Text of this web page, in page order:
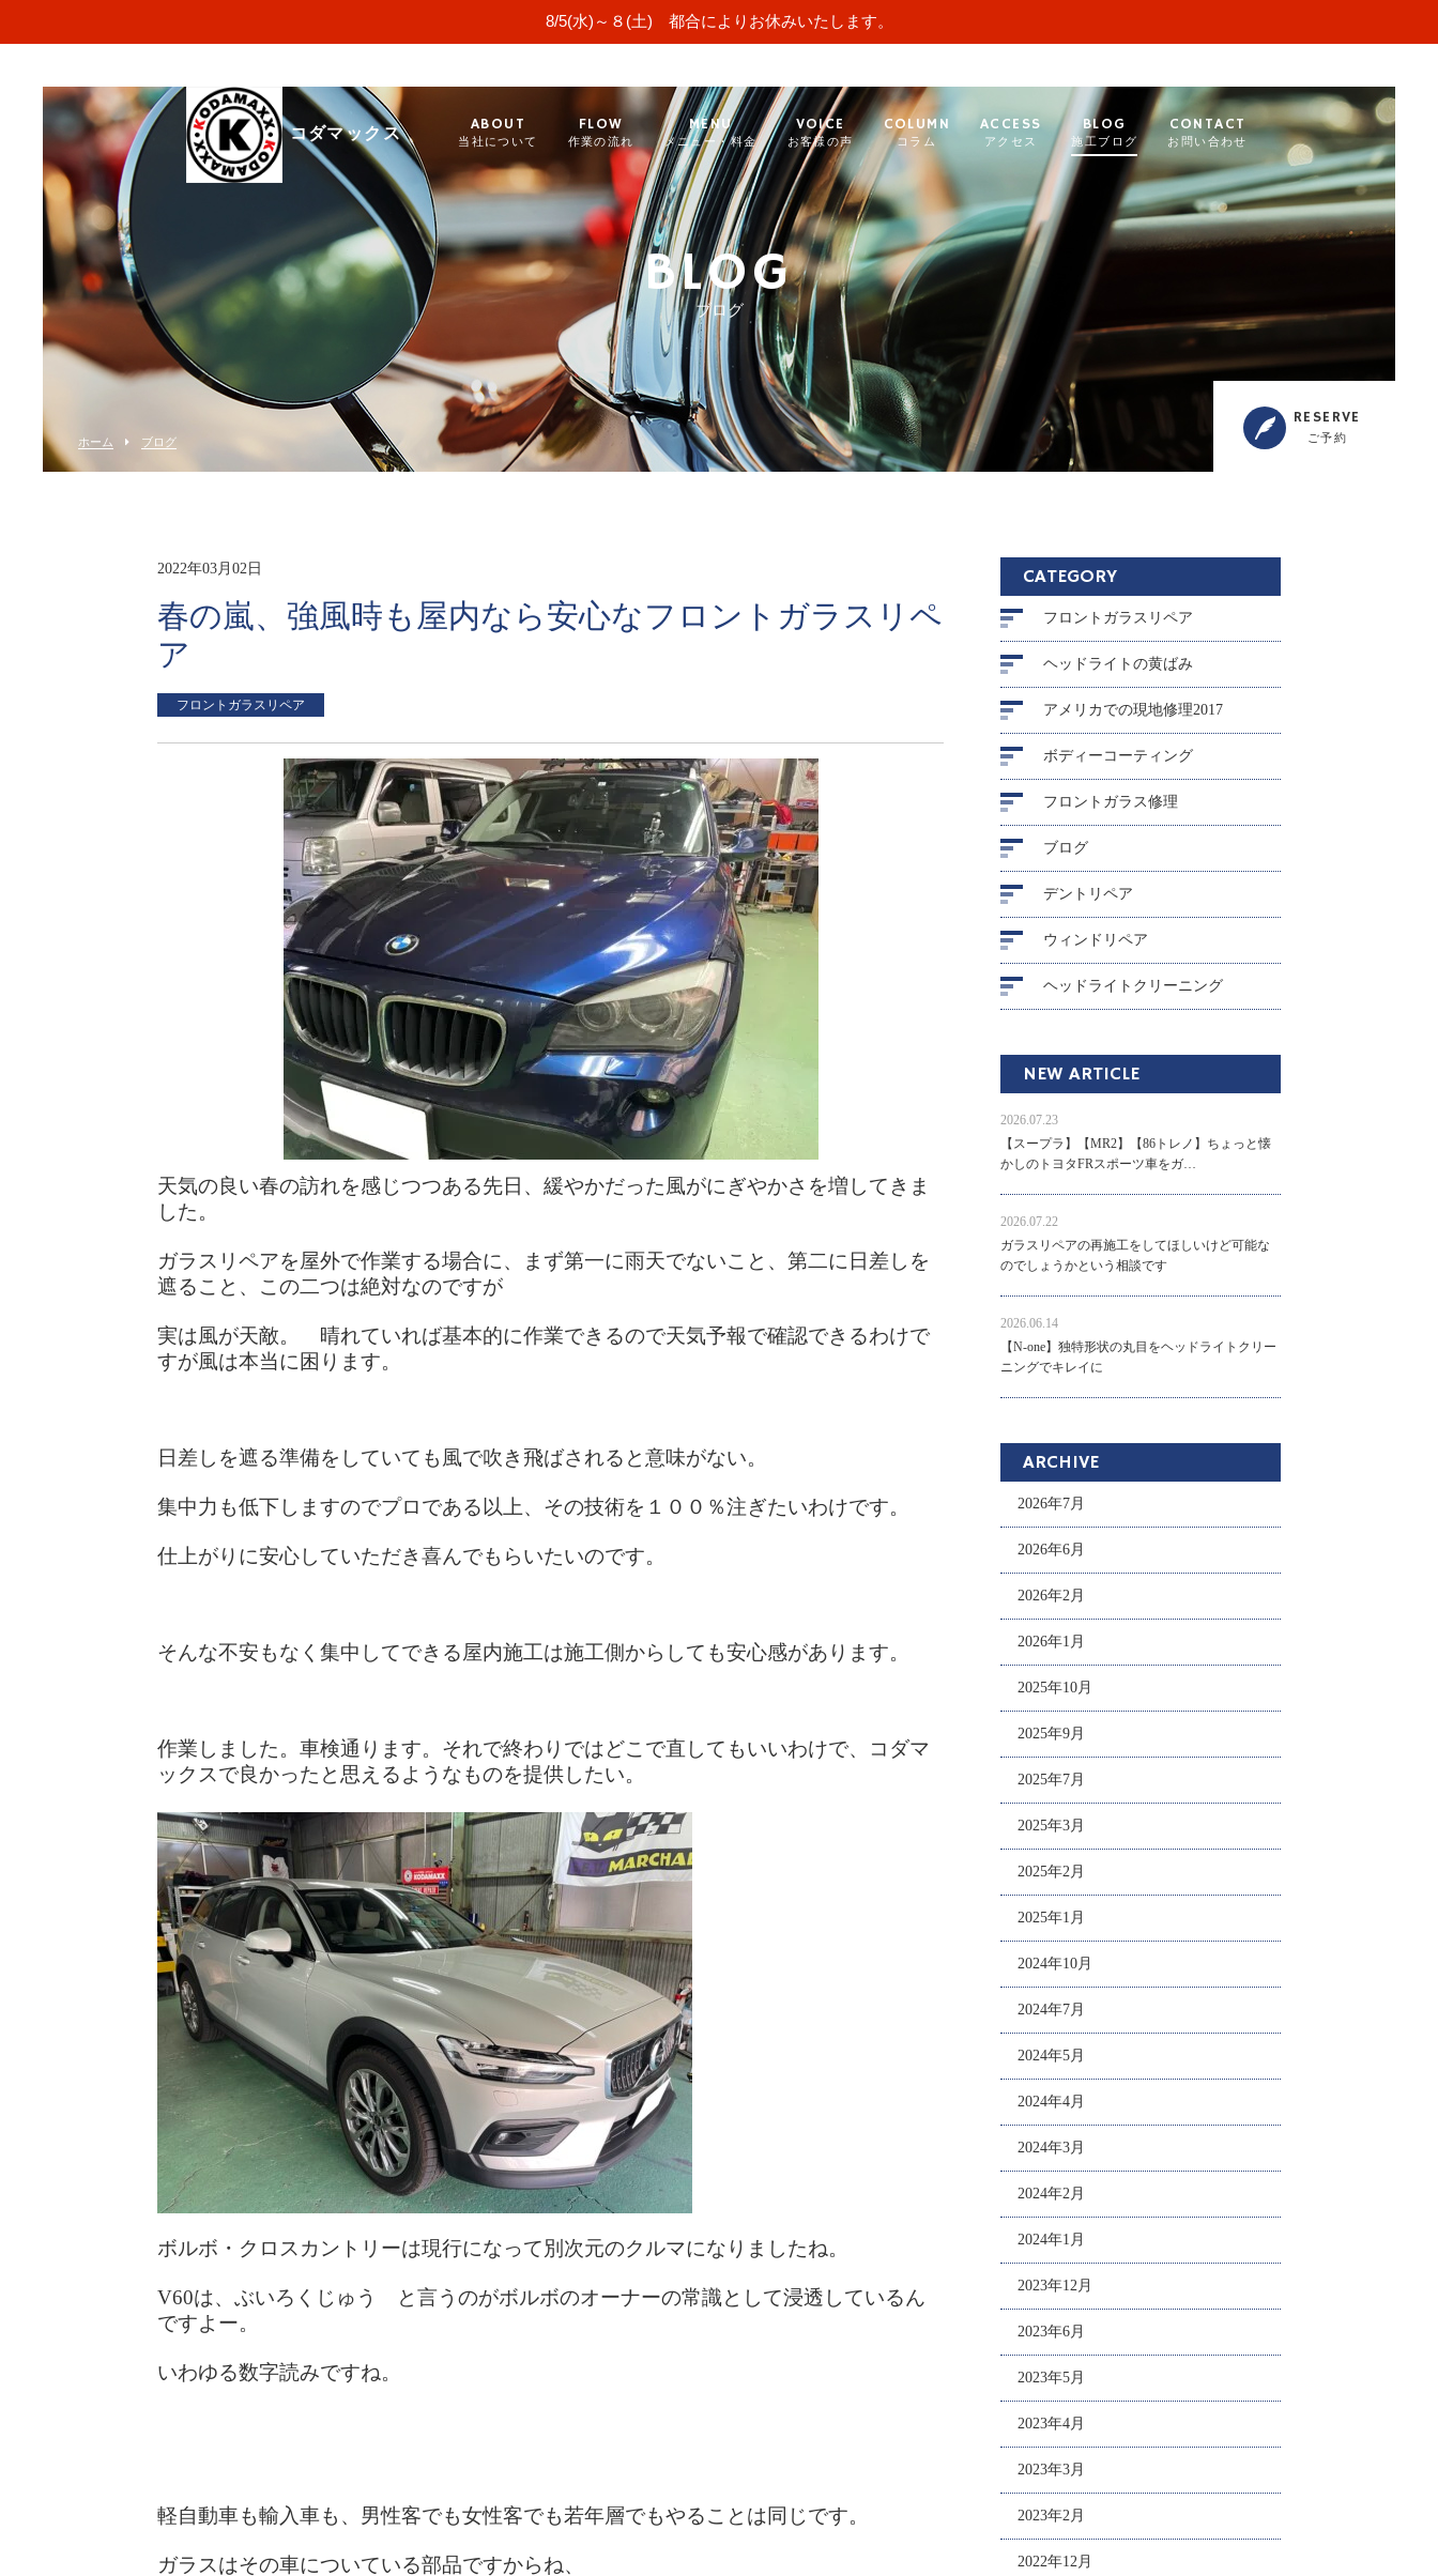
8/5(水)～８(土) 都合によりお休みいたします。
コダマックス
ABOUT
当社について
FLOW
作業の流れ
MENU
メニュー・料金
VOICE
お客様の声
COLUMN
コラム
ACCESS
アクセス
BLOG
施工ブログ
CONTACT
お問い合わせ
BLOG
ブログ
ホーム ブログ
RESERVE
ご予約
2022年03月02日
春の嵐、強風時も屋内なら安心なフロントガラスリペ
ア
フロントガラスリペア
天気の良い春の訪れを感じつつある先日、緩やかだった風がにぎやかさを増してきま
した。
ガラスリペアを屋外で作業する場合に、まず第一に雨天でないこと、第二に日差しを
遮ること、この二つは絶対なのですが
実は風が天敵。 晴れていれば基本的に作業できるので天気予報で確認できるわけで
すが風は本当に困ります。
日差しを遮る準備をしていても風で吹き飛ばされると意味がない。
集中力も低下しますのでプロである以上、その技術を１００％注ぎたいわけです。
仕上がりに安心していただき喜んでもらいたいのです。
そんな不安もなく集中してできる屋内施工は施工側からしても安心感があります。
作業しました。車検通ります。それで終わりではどこで直してもいいわけで、コダマ
ックスで良かったと思えるようなものを提供したい。
ボルボ・クロスカントリーは現行になって別次元のクルマになりましたね。
V60は、ぶいろくじゅう と言うのがボルボのオーナーの常識として浸透しているん
ですよー。
いわゆる数字読みですね。
軽自動車も輸入車も、男性客でも女性客でも若年層でもやることは同じです。
ガラスはその車についている部品ですからね、
CATEGORY
フロントガラスリペア
ヘッドライトの黄ばみ
アメリカでの現地修理2017
ボディーコーティング
フロントガラス修理
ブログ
デントリペア
ウィンドリペア
ヘッドライトクリーニング
NEW ARTICLE
2026.07.23
【スープラ】【MR2】【86トレノ】ちょっと懐
かしのトヨタFRスポーツ車をガ…
2026.07.22
ガラスリペアの再施工をしてほしいけど可能な
のでしょうかという相談です
2026.06.14
【N-one】独特形状の丸目をヘッドライトクリー
ニングでキレイに
ARCHIVE
2026年7月
2026年6月
2026年2月
2026年1月
2025年10月
2025年9月
2025年7月
2025年3月
2025年2月
2025年1月
2024年10月
2024年7月
2024年5月
2024年4月
2024年3月
2024年2月
2024年1月
2023年12月
2023年6月
2023年5月
2023年4月
2023年3月
2023年2月
2022年12月